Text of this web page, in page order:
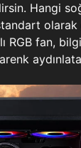
Hangi
RGB fan,